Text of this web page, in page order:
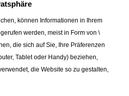
der gleichen
können Informationen in Ihrem
werden, meist in Form von \
die sich auf Sie, Ihre Präferenzen
Tablet oder Handy) beziehen,
die Website so zu gestalten,